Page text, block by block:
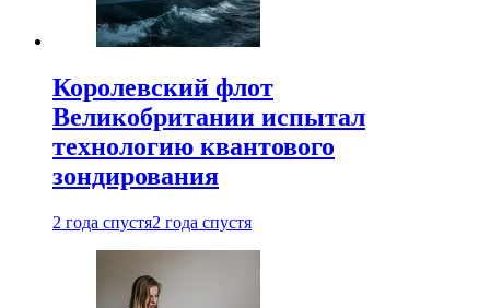
Королевский флот
Великобритании испытал
технологию квантового
зондирования
2 года спустя2 года спустя